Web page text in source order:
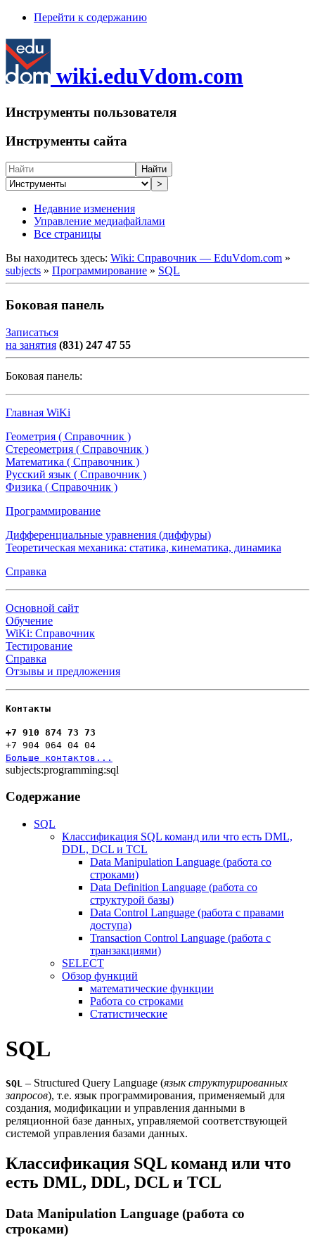
Перейти к содержанию
wiki.eduVdom.com
Инструменты пользователя
Инструменты сайта
Найти
>
Недавние изменения
Управление медиафайлами
Все страницы
Вы находитесь здесь: Wiki: Справочник — EduVdom.com »
subjects » Программирование » SQL
Боковая панель
Записаться
на занятия (831) 247 47 55
Боковая панель:
Главная WiKi
Геометрия ( Справочник )
Стереометрия ( Справочник )
Математика ( Справочник )
Русский язык ( Справочник )
Физика ( Справочник )
Программирование
Дифференциальные уравнения (диффуры)
Теоретическая механика: статика, кинематика, динамика
Справка
Основной сайт
Обучение
WiKi: Справочник
Тестирование
Справка
Отзывы и предложения
Контакты
+7 910 874 73 73
+7 904 064 04 04
Больше контактов...
subjects:programming:sql
Содержание
SQL
Классификация SQL команд или что есть DML,
DDL, DCL и TCL
Data Manipulation Language (работа со
строками)
Data Definition Language (работа со
структурой базы)
Data Control Language (работа с правами
доступа)
Transaction Control Language (работа с
транзакциями)
SELECT
Обзор функций
математические функции
Работа со строками
Статистические
SQL
SQL – Structured Query Language (язык структурированных
запросов), т.е. язык программирования, применяемый для
создания, модификации и управления данными в
реляционной базе данных, управляемой соответствующей
системой управления базами данных.
Классификация SQL команд или что
есть DML, DDL, DCL и TCL
Data Manipulation Language (работа со
строками)